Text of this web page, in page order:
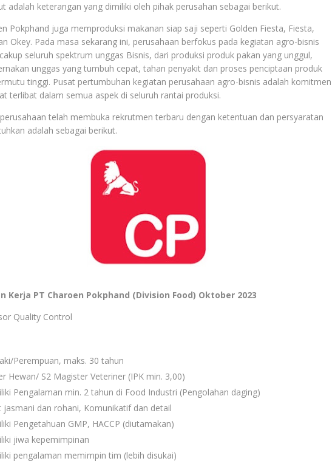
adalah keterangan yang dimiliki oleh pihak perusahan sebagai berikut.
Pokphand juga memproduksi makanan siap saji seperti Golden Fiesta, Fiesta,
Okey. Pada masa sekarang ini, perusahaan berfokus pada kegiatan agro-bisnis
seluruh spektrum unggas Bisnis, dari produksi produk pakan yang unggul,
unggas yang tumbuh cepat, tahan penyakit dan proses penciptaan produk
tinggi. Pusat pertumbuhan kegiatan perusahaan agro-bisnis adalah komitmen
terlibat dalam semua aspek di seluruh rantai produksi.
telah membuka rekrutmen terbaru dengan ketentuan dan persyaratan
adalah sebagai berikut.
Kerja PT Charoen Pokphand (Division Food) Oktober 2023
Quality Control
Perempuan, maks. 30 tahun
Hewan/ S2 Magister Veteriner (IPK min. 3,00)
Pengalaman min. 2 tahun di Food Industri (Pengolahan daging)
jasmani dan rohani, Komunikatif dan detail
Pengetahuan GMP, HACCP (diutamakan)
jiwa kepemimpinan
pengalaman memimpin tim (lebih disukai)